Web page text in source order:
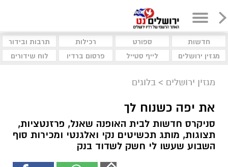
חדשות ספורט רכילות
תרבות ובידור
מגזין ירושלים
לייף סטייל פרסום ברדיו לוח שידורים
מגזין ירושלים > בלוגים
את יפה כשנוח לך
סניקרס חדשות לבית האופנה שאנל, פרזנטציות,
תצוגות, מותג תכשיטים נקי ואלגנטי ומכירות סוף
השבוע שעשו לי חשק לשדוד בנק